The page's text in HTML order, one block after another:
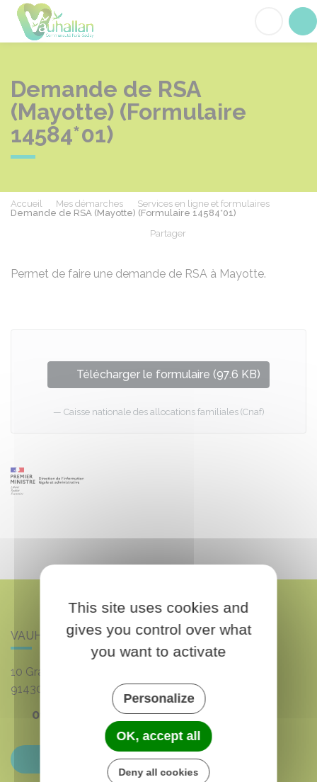
Demande de RSA
(Mayotte) (Formulaire
14584*01)
Accueil Mes démarches
Services en ligne et formulaires
Demande de RSA (Mayotte) (Formulaire 14584*01)
Partager
Permet de faire une demande de RSA à Mayotte.
Télécharger le formulaire (97.6 KB)
Caisse nationale des allocations familiales (Cnaf)
VAUHALLAN
10 Grande rue du 8 mai 1945
91430
VAUHALLAN
01 69 35 53 00
Contactez-nous
This site uses cookies and
gives you control over what
you want to activate
Personalize
OK, accept all
Deny all cookies